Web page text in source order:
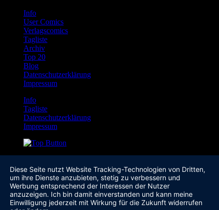
Info
User Comics
Verlagscomics
Tagliste
Archiv
Top 20
Blog
Datenschutzerklärung
Impressum
Info
Tagliste
Datenschutzerklärung
Impressum
Diese Seite nutzt Website Tracking-Technologien von Dritten,
um ihre Dienste anzubieten, stetig zu verbessern und
Werbung entsprechend der Interessen der Nutzer
anzuzeigen. Ich bin damit einverstanden und kann meine
Einwilligung jederzeit mit Wirkung für die Zukunft widerrufen